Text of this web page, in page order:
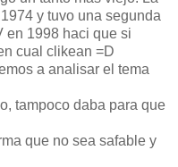
y tuvo una segunda
en 1998 haci que si
cual clikean =D
a analisar el tema
tampoco daba para que
que no sea safable y